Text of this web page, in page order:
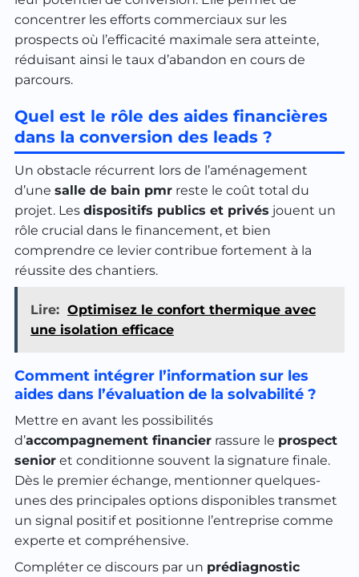
concentrer les efforts commerciaux sur les
prospects où l’efficacité maximale sera atteinte,
réduisant ainsi le taux d’abandon en cours de
parcours.
Quel est le rôle des aides financières
dans la conversion des leads ?
Un obstacle récurrent lors de l’aménagement
d’une salle de bain pmrreste le coût total du
projet. Les dispositifs publics et privés jouent un
rôle crucial dans le financement, et bien
comprendre ce levier contribue fortement à la
réussite des chantiers.
Lire: Optimisez le confort thermique avec
une isolation efficace
Comment intégrer l’information sur les
aides dans l’évaluation de la solvabilité ?
Mettre en avant les possibilités
d’accompagnement financierrassure le prospect
senioret conditionne souvent la signature finale.
Dès le premier échange, mentionner quelques-
unes des principales options disponibles transmet
un signal positif et positionne l’entreprise comme
experte et compréhensive.
Compléter ce discours par un prédiagnostic